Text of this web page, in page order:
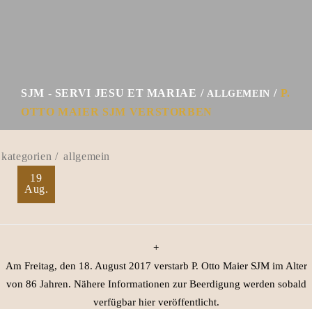
SJM - SERVI JESU ET MARIAE ALLGEMEIN
P.
OTTO MAIER SJM VERSTORBEN
allgemein
19
Aug.
+
Am Freitag, den 18. August 2017 verstarb P. Otto Maier SJM im Alter
von 86 Jahren. Nähere Informationen zur Beerdigung werden sobald
verfügbar hier veröffentlicht.